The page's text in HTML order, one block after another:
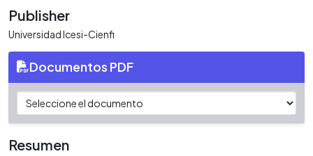
Publisher
Universidad Icesi-Cienfi
Documentos PDF
Resumen